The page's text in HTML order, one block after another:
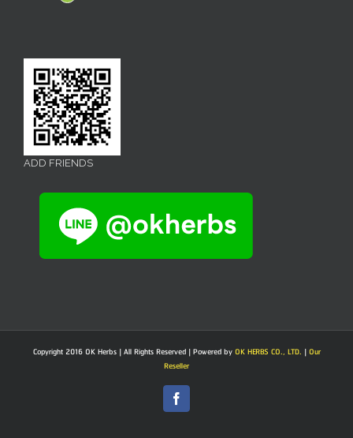
ADD FRIENDS
Copyright 2016 OK Herbs | All Rights Reserved | Powered byOK HERBS CO., LTD. |Our
Reseller